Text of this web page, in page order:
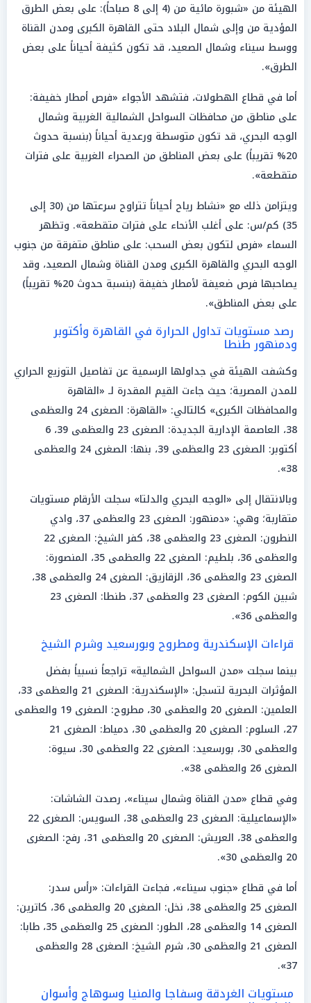
الهيئة من «شبورة مائية من (4 إلى 8 صباحاً): على بعض الطرق
المؤدية من وإلى شمال البلاد حتى القاهرة الكبرى ومدن القناة
ووسط سيناء وشمال الصعيد، قد تكون كثيفة أحياناً على بعض
الطرق».
أما في قطاع الهطولات، فتشهد الأجواء «فرص أمطار خفيفة:
على مناطق من محافظات السواحل الشمالية الغربية وشمال
الوجه البحري، قد تكون متوسطة ورعدية أحياناً (بنسبة حدوث
20% تقريباً) على بعض المناطق من الصحراء الغربية على فترات
متقطعة».
ويتزامن ذلك مع «نشاط رياح أحياناً تتراوح سرعتها من (30 إلى
35) كم/س: على أغلب الأنحاء على فترات متقطعة». وتظهر
السماء «فرص لتكون بعض السحب: على مناطق متفرقة من جنوب
الوجه البحري والقاهرة الكبرى ومدن القناة وشمال الصعيد، وقد
يصاحبها فرص ضعيفة لأمطار خفيفة (بنسبة حدوث 20% تقريباً)
على بعض المناطق».
رصد مستويات تداول الحرارة في القاهرة وأكتوبر
ودمنهور طنطا
وكشفت الهيئة في جداولها الرسمية عن تفاصيل التوزيع الحراري
للمدن المصرية؛ حيث جاءت القيم المقدرة لـ «القاهرة
والمحافظات الكبرى» كالتالي: «القاهرة: الصغرى 24 والعظمى
38، العاصمة الإدارية الجديدة: الصغرى 23 والعظمى 39، 6
أكتوبر: الصغرى 23 والعظمى 39، بنها: الصغرى 24 والعظمى
38».
وبالانتقال إلى «الوجه البحري والدلتا» سجلت الأرقام مستويات
متقاربة؛ وهي: «دمنهور: الصغرى 23 والعظمى 37، وادي
النطرون: الصغرى 23 والعظمى 38، كفر الشيخ: الصغرى 22
والعظمى 36، بلطيم: الصغرى 22 والعظمى 35، المنصورة:
الصغرى 23 والعظمى 36، الزقازيق: الصغرى 24 والعظمى 38،
شبين الكوم: الصغرى 23 والعظمى 37، طنطا: الصغرى 23
والعظمى 36».
قراءات الإسكندرية ومطروح وبورسعيد وشرم الشيخ
بينما سجلت «مدن السواحل الشمالية» تراجعاً نسبياً بفضل
المؤثرات البحرية لتسجل: «الإسكندرية: الصغرى 21 والعظمى 33،
العلمين: الصغرى 20 والعظمى 30، مطروح: الصغرى 19 والعظمى
27، السلوم: الصغرى 20 والعظمى 30، دمياط: الصغرى 21
والعظمى 30، بورسعيد: الصغرى 22 والعظمى 30، سيوة:
الصغرى 26 والعظمى 38».
وفي قطاع «مدن القناة وشمال سيناء»، رصدت الشاشات:
«الإسماعيلية: الصغرى 23 والعظمى 38، السويس: الصغرى 22
والعظمى 38، العريش: الصغرى 20 والعظمى 31، رفح: الصغرى
20 والعظمى 30».
أما في قطاع «جنوب سيناء»، فجاءت القراءات: «رأس سدر:
الصغرى 25 والعظمى 38، نخل: الصغرى 20 والعظمى 36، كاترين:
الصغرى 14 والعظمى 28، الطور: الصغرى 25 والعظمى 35، طابا:
الصغرى 21 والعظمى 30، شرم الشيخ: الصغرى 28 والعظمى
37».
مستويات الغردقة وسفاجا والمنيا وسوهاج وأسوان